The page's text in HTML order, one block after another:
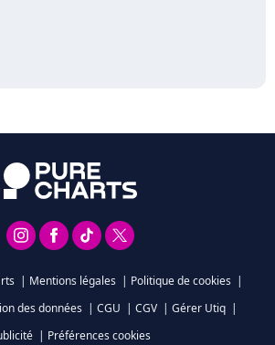
| Mentions légales | Politique de cookies |
des données | CGU | CGV | Gérer Utiq |
| Préférences cookies